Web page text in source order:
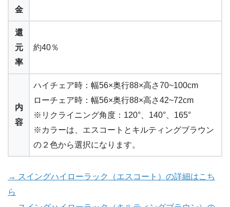
金
還
元
率
約40％
内
容
ハイチェア時：幅56×奥行88×高さ70~100cm
ローチェア時：幅56×奥行88×高さ42~72cm
※リクライニング角度：120°、140°、165°
※カラーは、エスコートとキルティングブラウン
の２色から選択になります。
→ スイングハイローラック（エスコート）の詳細はこち
ら